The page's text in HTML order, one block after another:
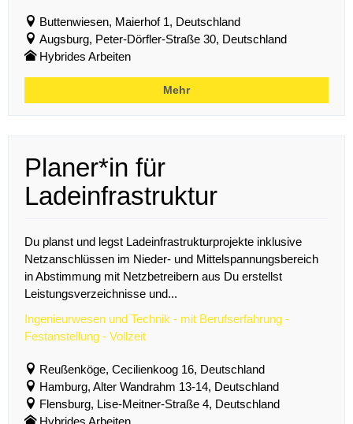
Buttenwiesen, Maierhof 1, Deutschland
Augsburg, Peter-Dörfler-Straße 30, Deutschland
Hybrides Arbeiten
Mehr
Planer*in für
Ladeinfrastruktur
Du planst und legst Ladeinfrastrukturprojekte inklusive
Netzanschlüssen im Nieder- und Mittelspannungsbereich
in Abstimmung mit Netzbetreibern aus Du erstellst
Leistungsverzeichnisse und...
Ingenieurwesen und Technik - mit Berufserfahrung -
Festanstellung - Vollzeit
Reußenköge, Cecilienkoog 16, Deutschland
Hamburg, Alter Wandrahm 13-14, Deutschland
Flensburg, Lise-Meitner-Straße 4, Deutschland
Hybrides Arbeiten